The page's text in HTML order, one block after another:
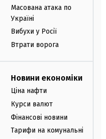
Масована атака по
Україні
Вибухи у Росії
Втрати ворога
Новини економіки
Ціна нафти
Курси валют
Фінансові новини
Тарифи на комунальні